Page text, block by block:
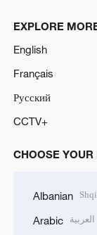
EXPLORE
English
Français
Русский
CCTV+
CHOOSE YOUR
Albanian
Arabic العربية